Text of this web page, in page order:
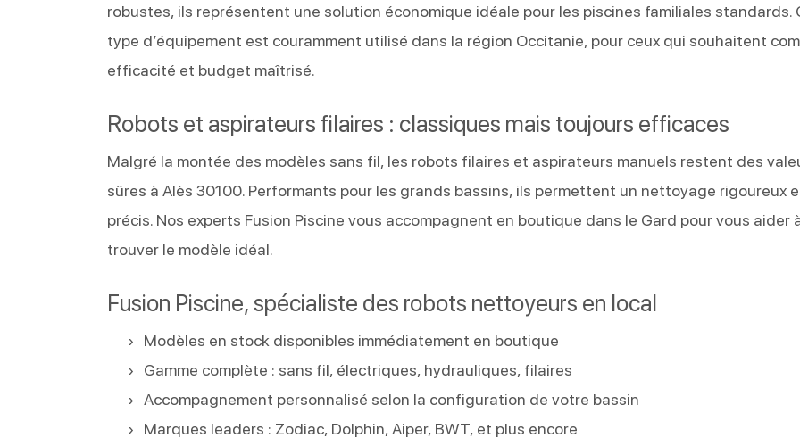
robustes, ils représentent une solution économique idéale pour les piscines familiales standards.
type d’équipement est couramment utilisé dans la région Occitanie, pour ceux qui souhaitent
efficacité et budget maîtrisé.
Robots et aspirateurs filaires : classiques mais toujours efficaces
Malgré la montée des modèles sans fil, les robots filaires et aspirateurs manuels restent des
sûres à Alès 30100. Performants pour les grands bassins, ils permettent un nettoyage rigoureux
précis. Nos experts Fusion Piscine vous accompagnent en boutique dans le Gard pour vous aider
trouver le modèle idéal.
Fusion Piscine, spécialiste des robots nettoyeurs en local
Modèles en stock disponibles immédiatement en boutique
Gamme complète : sans fil, électriques, hydrauliques, filaires
Accompagnement personnalisé selon la configuration de votre bassin
Marques leaders : Zodiac, Dolphin, Aiper, BWT, et plus encore